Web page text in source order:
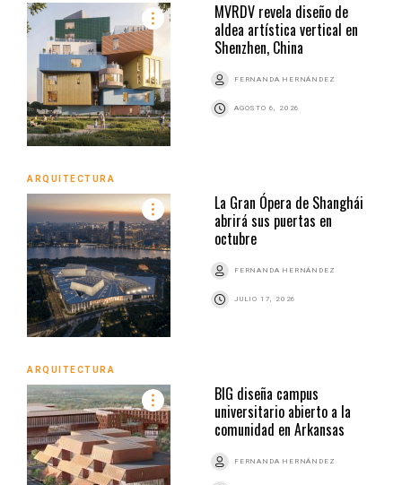
MVRDV revela diseño de
aldea artística vertical en
Shenzhen, China
FERNANDA HERNÁNDEZ
AGOSTO 6, 2026
ARQUITECTURA
La Gran Ópera de Shanghái
abrirá sus puertas en
octubre
FERNANDA HERNÁNDEZ
JULIO 17, 2026
ARQUITECTURA
BIG diseña campus
universitario abierto a la
comunidad en Arkansas
FERNANDA HERNÁNDEZ